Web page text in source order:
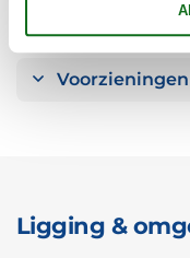
Mini vakantie
Voorzieningen
Ligging &